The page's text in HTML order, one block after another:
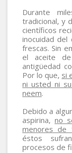
Durante
tradicional, y
científicos
inocuidad
frescas. Sin
el aceite
antigüedad
Por lo que, si
ni usted ni
neem.
Debido a
aspirina, no
menores de
éstos
procesos de